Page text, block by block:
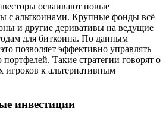
осваивают новые
с альткоинами. Крупные фонды всё
и другие деривативы на ведущие
для биткоина. По данным
позволяет эффективно управлять
Такие стратегии говорят о
игроков к альтернативным
инвестиции